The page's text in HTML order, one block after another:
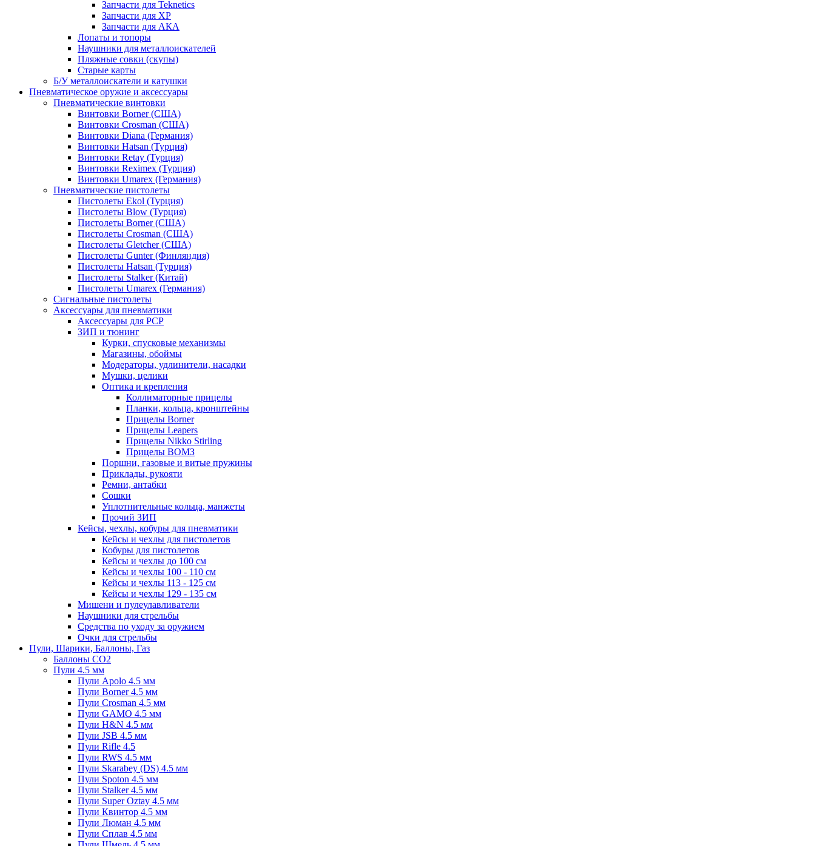
Запчасти для Teknetics
Запчасти для XP
Запчасти для АКА
Лопаты и топоры
Наушники для металлоискателей
Пляжные совки (скупы)
Старые карты
Б/У металлоискатели и катушки
Пневматическое оружие и аксессуары
Пневматические винтовки
Винтовки Borner (США)
Винтовки Crosman (США)
Винтовки Diana (Германия)
Винтовки Hatsan (Турция)
Винтовки Retay (Турция)
Винтовки Reximex (Турция)
Винтовки Umarex (Германия)
Пневматические пистолеты
Пистолеты Ekol (Турция)
Пистолеты Blow (Турция)
Пистолеты Borner (США)
Пистолеты Crosman (США)
Пистолеты Gletcher (США)
Пистолеты Gunter (Финляндия)
Пистолеты Hatsan (Турция)
Пистолеты Stalker (Китай)
Пистолеты Umarex (Германия)
Сигнальные пистолеты
Аксессуары для пневматики
Аксессуары для PCP
ЗИП и тюнинг
Курки, спусковые механизмы
Магазины, обоймы
Модераторы, удлинители, насадки
Мушки, целики
Оптика и крепления
Коллиматорные прицелы
Планки, кольца, кронштейны
Прицелы Borner
Прицелы Leapers
Прицелы Nikko Stirling
Прицелы ВОМЗ
Поршни, газовые и витые пружины
Приклады, рукояти
Ремни, антабки
Сошки
Уплотнительные кольца, манжеты
Прочий ЗИП
Кейсы, чехлы, кобуры для пневматики
Кейсы и чехлы для пистолетов
Кобуры для пистолетов
Кейсы и чехлы до 100 см
Кейсы и чехлы 100 - 110 см
Кейсы и чехлы 113 - 125 см
Кейсы и чехлы 129 - 135 см
Мишени и пулеулавливатели
Наушники для стрельбы
Средства по уходу за оружием
Очки для стрельбы
Пули, Шарики, Баллоны, Газ
Баллоны CO2
Пули 4.5 мм
Пули Apolo 4.5 мм
Пули Borner 4.5 мм
Пули Crosman 4.5 мм
Пули GAMO 4.5 мм
Пули H&N 4.5 мм
Пули JSB 4.5 мм
Пули Rifle 4.5
Пули RWS 4.5 мм
Пули Skarabey (DS) 4.5 мм
Пули Spoton 4.5 мм
Пули Stalker 4.5 мм
Пули Super Oztay 4.5 мм
Пули Квинтор 4.5 мм
Пули Люман 4.5 мм
Пули Сплав 4.5 мм